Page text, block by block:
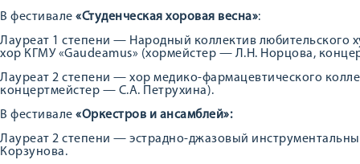
В фестивале «Студенческая хоровая весна»:
Лауреат 1 степени — Народный коллектив любительского
хор КГМУ «Gaudeamus» (хормейстер — Л.Н. Норцова,
Лауреат 2 степени — хор медико-фармацевтического
концертмейстер — С.А. Петрухина).
В фестивале «Оркестров и ансамблей»:
Лауреат 2 степени — эстрадно-джазовый
Корзунова.